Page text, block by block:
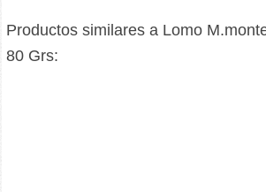
Productos similares a Lomo
80 Grs: